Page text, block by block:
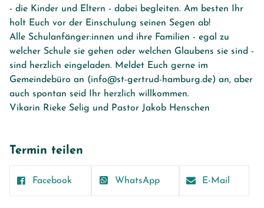
- die Kinder und Eltern - dabei begleiten. Am besten Ihr
holt Euch vor der Einschulung seinen Segen ab!
Alle Schulanfänger:innen und ihre Familien - egal zu
welcher Schule sie gehen oder welchen Glaubens sie sind -
sind herzlich eingeladen. Meldet Euch gerne im
Gemeindebüro an (info@st-gertrud-hamburg.de) an, aber
auch spontan seid Ihr herzlich willkommen.
Vikarin Rieke Selig und Pastor Jakob Henschen
Termin teilen
Facebook WhatsApp E-Mail